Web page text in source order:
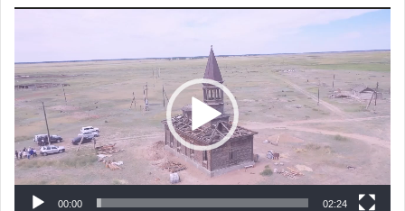
00:00 02:24